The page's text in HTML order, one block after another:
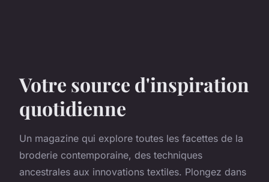
Votre source d'inspiration
quotidienne
Un magazine qui explore toutes les facettes de la
broderie contemporaine, des techniques
ancestrales aux innovations textiles. Plongez dans